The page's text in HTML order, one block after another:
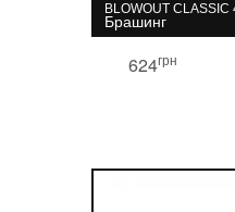
BLOWOUT
Брашинг
624грн